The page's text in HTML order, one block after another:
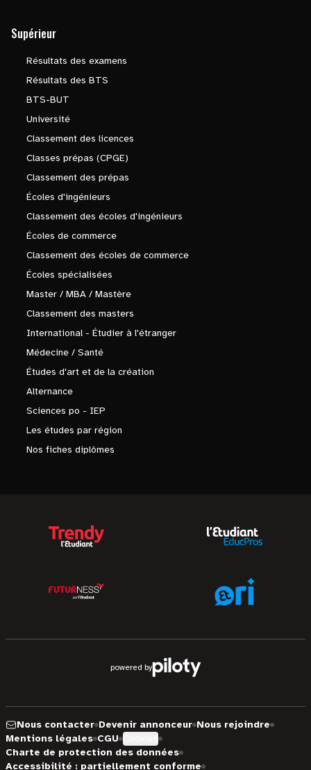
Supérieur
Résultats des examens
Résultats des BTS
BTS-BUT
Université
Classement des licences
Classes prépas (CPGE)
Classement des prépas
Écoles d'ingénieurs
Classement des écoles d'ingénieurs
Écoles de commerce
Classement des écoles de commerce
Écoles spécialisées
Master / MBA / Mastère
Classement des masters
International - Étudier à l'étranger
Médecine / Santé
Études d'art et de la création
Alternance
Sciences po - IEP
Les études par région
Nos fiches diplômes
powered by
Nous contacter Devenir annonceur Nous rejoindre
Mentions légales CGU
Charte de protection des données
Accessibilité : partiellement conforme